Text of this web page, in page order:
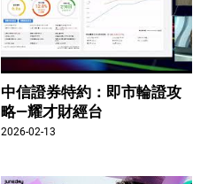
中信證券特約：即市輪證攻
略—耀才財經台
2026-02-13